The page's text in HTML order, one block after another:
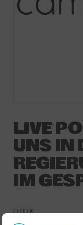
LIVE
UNS IN
IM
0,00€